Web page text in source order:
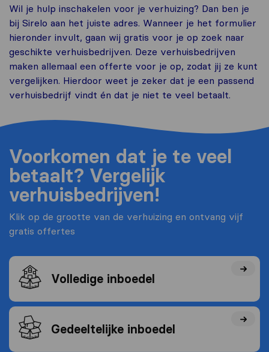
Wil je hulp inschakelen voor je verhuizing? Dan ben je
bij Sirelo aan het juiste adres. Wanneer je het formulier
hieronder invult, gaan wij gratis voor je op zoek naar
geschikte verhuisbedrijven. Deze verhuisbedrijven
maken allemaal een offerte voor je op, zodat jij ze kunt
vergelijken. Hierdoor weet je zeker dat je een passend
verhuisbedrijf vindt én dat je niet te veel betaalt.
Voorkomen dat je te veel
betaalt? Vergelijk
verhuisbedrijven!
Klik op de grootte van de verhuizing en ontvang vijf
gratis offertes
Volledige inboedel
Gedeeltelijke inboedel